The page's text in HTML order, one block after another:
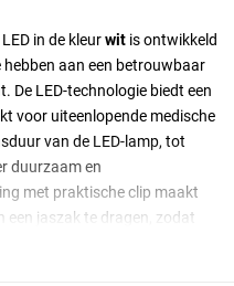
in de kleurwit is ontwikkeld
aan een betrouwbaar
De LED-technologie biedt een
voor uiteenlopende medische
van de LED-lamp, tot
duurzaam en
met praktische clip maakt
een jaszak te dragen, zodat
is.